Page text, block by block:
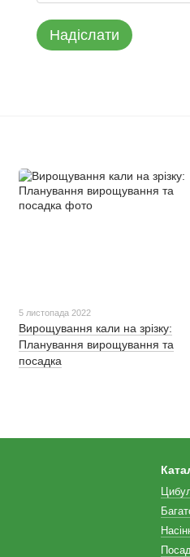
Надіслати
5 листопада 2022
Вирощування кали на зрізку:
Планування вирощування та
посадка